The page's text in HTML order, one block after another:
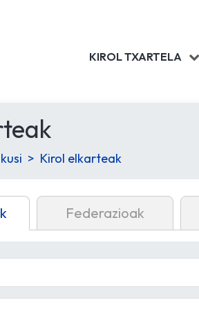
KIROL TXARTELA
Kirol elkarteak
Federazioak